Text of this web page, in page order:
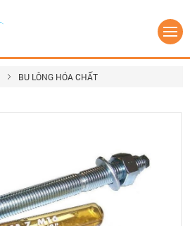
BU LÔNG HÓA CHẤT